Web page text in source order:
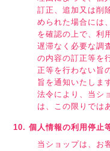
訂正、追加又は削
められた場合には
を確認の上で、利
遅滞なく必要な調
の内容の訂正等を
正等を行わない旨
旨を通知いたしま
法令により、当シ
は、この限りでは
10. 個人情報の利用停止
当ショップは、お